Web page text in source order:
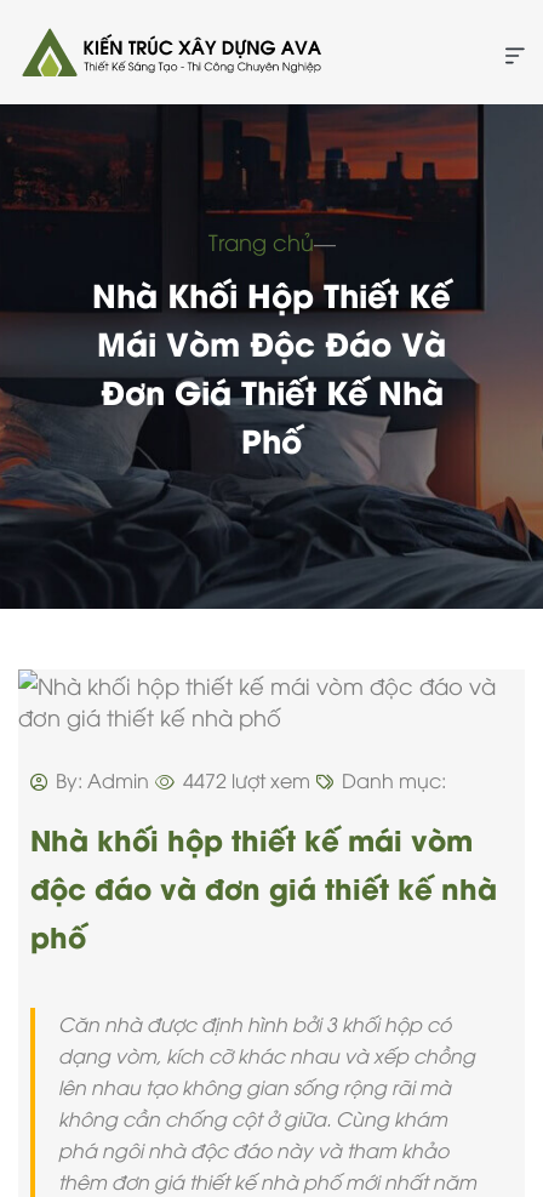
Trang chủ―
Nhà Khối Hộp Thiết Kế
Mái Vòm Độc Đáo Và
Đơn Giá Thiết Kế Nhà
Phố
By: Admin 4472 lượt xem Danh mục:
Nhà khối hộp thiết kế mái vòm
độc đáo và đơn giá thiết kế nhà
phố
Căn nhà được định hình bởi 3 khối hộp có
dạng vòm, kích cỡ khác nhau và xếp chồng
lên nhau tạo không gian sống rộng rãi mà
không cần chống cột ở giữa. Cùng khám
phá ngôi nhà độc đáo này và tham khảo
thêm đơn giá thiết kế nhà phố mới nhất năm